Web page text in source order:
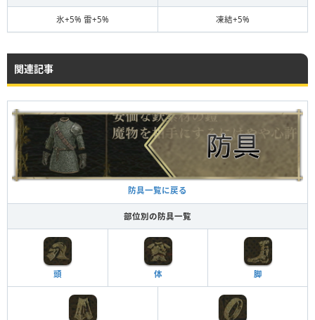
氷+5% 雷+5% 凍結+5%
関連記事
防具一覧に戻る
部位別の防具一覧
頭 体 脚